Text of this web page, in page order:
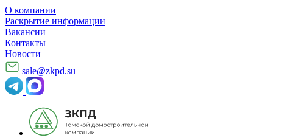
О компании
Раскрытие информации
Вакансии
Контакты
Новости
sale@zkpd.su